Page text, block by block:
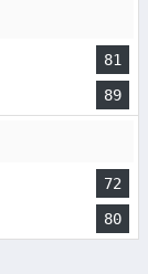
81
89
72
80